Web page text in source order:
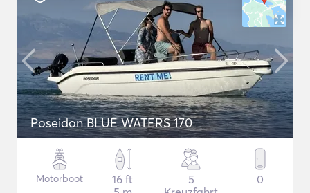
Poseidon BLUE WATERS 170
Motorboot
16 ft
5
0